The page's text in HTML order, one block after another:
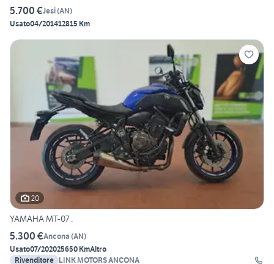
5.700 €Jesi(AN)
Usato04/201412815 Km
20
YAMAHA MT-07 .
5.300 €Ancona (AN)
Usato07/202025650 KmAltro
Rivenditore LINK MOTORS ANCONA